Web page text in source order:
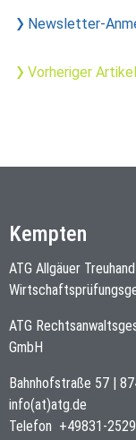
Newsletter-
Vorheriger Artikel
Kempten
ATG Allgäuer
ATG
GmbH
Bahnhofstraße 57
info(at)atg.de
Telefon +49831-